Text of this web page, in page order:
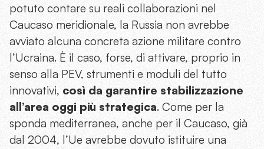
potuto contare su reali collaborazioni nel
Caucaso meridionale, la Russia non avrebbe
avviato alcuna concreta azione militare contro
l’Ucraina. È il caso, forse, di attivare, proprio in
senso alla PEV, strumenti e moduli del tutto
innovativi, così da garantire stabilizzazione
all’area oggi più strategica. Come per la
sponda mediterranea, anche per il Caucaso, già
dal 2004, l’Ue avrebbe dovuto istituire una